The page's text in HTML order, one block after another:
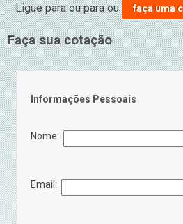
Ligue paraou paraou faça uma
Faça sua cotação
Informações Pessoais
Nome:
Email: